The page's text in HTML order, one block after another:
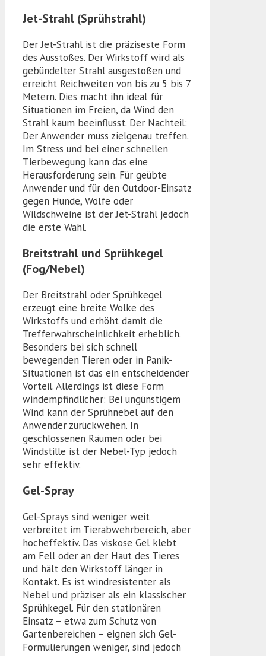
Jet-Strahl (Sprühstrahl)
Der Jet-Strahl ist die präziseste Form
des Ausstoßes. Der Wirkstoff wird als
gebündelter Strahl ausgestoßen und
erreicht Reichweiten von bis zu 5 bis 7
Metern. Dies macht ihn ideal für
Situationen im Freien, da Wind den
Strahl kaum beeinflusst. Der Nachteil:
Der Anwender muss zielgenau treffen.
Im Stress und bei einer schnellen
Tierbewegung kann das eine
Herausforderung sein. Für geübte
Anwender und für den Outdoor-Einsatz
gegen Hunde, Wölfe oder
Wildschweine ist der Jet-Strahl jedoch
die erste Wahl.
Breitstrahl und Sprühkegel
(Fog/Nebel)
Der Breitstrahl oder Sprühkegel
erzeugt eine breite Wolke des
Wirkstoffs und erhöht damit die
Trefferwahrscheinlichkeit erheblich.
Besonders bei sich schnell
bewegenden Tieren oder in Panik-
Situationen ist das ein entscheidender
Vorteil. Allerdings ist diese Form
windempfindlicher: Bei ungünstigem
Wind kann der Sprühnebel auf den
Anwender zurückwehen. In
geschlossenen Räumen oder bei
Windstille ist der Nebel-Typ jedoch
sehr effektiv.
Gel-Spray
Gel-Sprays sind weniger weit
verbreitet im Tierabwehrbereich, aber
hocheffektiv. Das viskose Gel klebt
am Fell oder an der Haut des Tieres
und hält den Wirkstoff länger in
Kontakt. Es ist windresistenter als
Nebel und präziser als ein klassischer
Sprühkegel. Für den stationären
Einsatz – etwa zum Schutz von
Gartenbereichen – eignen sich Gel-
Formulierungen weniger, sind jedoch